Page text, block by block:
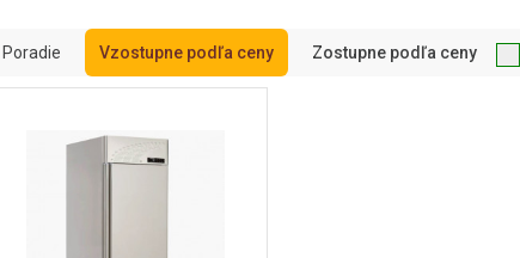
Poradie Vzostupne podľa ceny Zostupne podľa ceny